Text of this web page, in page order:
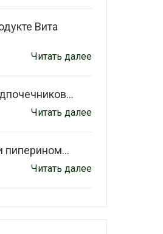
Вита
Читать далее
Читать далее
пиперином...
Читать далее